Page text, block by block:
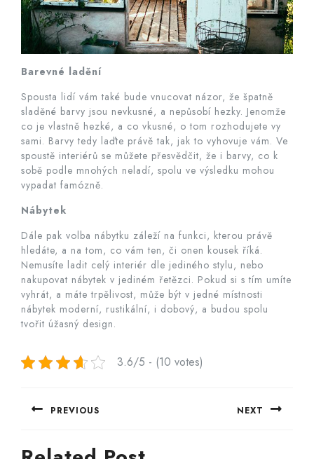
Barevné ladění
Spousta lidí vám také bude vnucovat názor, že špatně
sladěné barvy jsou nevkusné, a nepůsobí hezky. Jenomže
co je vlastně hezké, a co vkusné, o tom rozhodujete vy
sami. Barvy tedy laďte právě tak, jak to vyhovuje vám. Ve
spoustě interiérů se můžete přesvědčit, že i barvy, co k
sobě podle mnohých neladí, spolu ve výsledku mohou
vypadat famózně.
Nábytek
Dále pak volba nábytku záleží na funkci, kterou právě
hledáte, a na tom, co vám ten, či onen kousek říká.
Nemusíte ladit celý interiér dle jediného stylu, nebo
nakupovat nábytek v jediném řetězci. Pokud si s tím umíte
vyhrát, a máte trpělivost, může být v jedné místnosti
nábytek moderní, rustikální, i dobový, a budou spolu
tvořit úžasný design.
3.6/5 - (10 votes)
Navigace
pro
příspěvek
PREVIOUS
Previous
NEXT